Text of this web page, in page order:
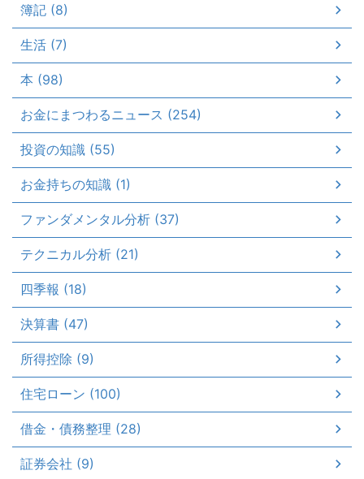
簿記 (8)
生活 (7)
本 (98)
お金にまつわるニュース (254)
投資の知識 (55)
お金持ちの知識 (1)
ファンダメンタル分析 (37)
テクニカル分析 (21)
四季報 (18)
決算書 (47)
所得控除 (9)
住宅ローン (100)
借金・債務整理 (28)
証券会社 (9)